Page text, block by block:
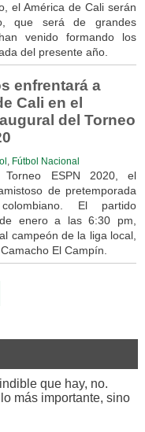
el América de Cali serán
que será de grandes
venido formando los
del presente año.
enfrentará a
Cali en el
del Torneo
, Fútbol Nacional
ESPN 2020, el
de pretemporada
El partido
enero a las 6:30 pm,
campeón de la liga local,
El Campín.
que hay, no.
más importante, sino